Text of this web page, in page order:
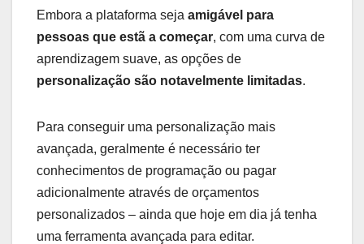
Embora a plataforma seja amigável para
pessoas que estã a começar, com uma curva de
aprendizagem suave, as opções de
personalização são notavelmente limitadas.
Para conseguir uma personalização mais
avançada, geralmente é necessário ter
conhecimentos de programação ou pagar
adicionalmente através de orçamentos
personalizados – ainda que hoje em dia já tenha
uma ferramenta avançada para editar.